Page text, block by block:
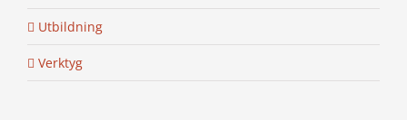
Utbildning
Verktyg